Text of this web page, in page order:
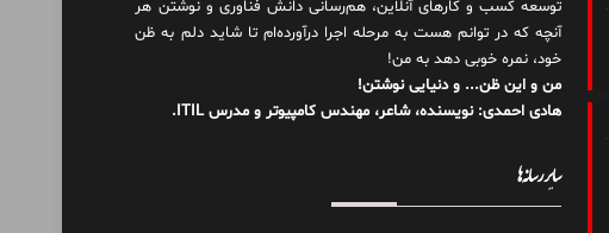
توسعه کسب و کارهای آنلاین، هم‌رسانی دانش فناوری و نوشتن هر
آنچه که در توانم هست به مرحله اجرا درآورده‌ام تا شاید دلم به ظن
خود، نمره خوبی دهد به من!
من و این ظن... و دنیایی نوشتن!
هادی احمدی: نویسنده، شاعر، مهندس کامپیوتر و مدرس ITIL.
سایر رسانه‌ها